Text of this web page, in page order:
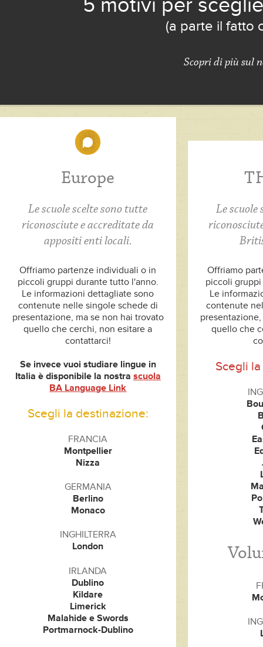
5 motivi per
(a parte il fatto
Scopri di più sul
Europe
Le scuole scelte sono tutte
riconosciute e accreditate da
appositi enti locali.
Offriamo partenze individuali o in
piccoli gruppi durante tutto l'anno.
Le informazioni dettagliate sono
contenute nelle singole schede di
presentazione, ma se non hai trovato
quello che cerchi, non esitare a
contattarci!
Se invece vuoi studiare lingue in
Italia è disponibile la nostra scuola
BA Language Link
Scegli la destinazione:
FRANCIA
Montpellier
Nizza
GERMANIA
Berlino
Monaco
INGHILTERRA
London
IRLANDA
Dublino
Kildare
Limerick
Malahide e Swords
Portmarnock-Dublino
Le scuole
Offriamo
piccoli
Le
contenute
quello che
Scegli